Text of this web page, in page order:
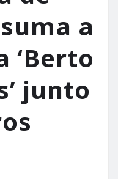
a
‘Berto
junto